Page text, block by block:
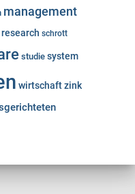
management
research schrott
studie system
wirtschaftzink